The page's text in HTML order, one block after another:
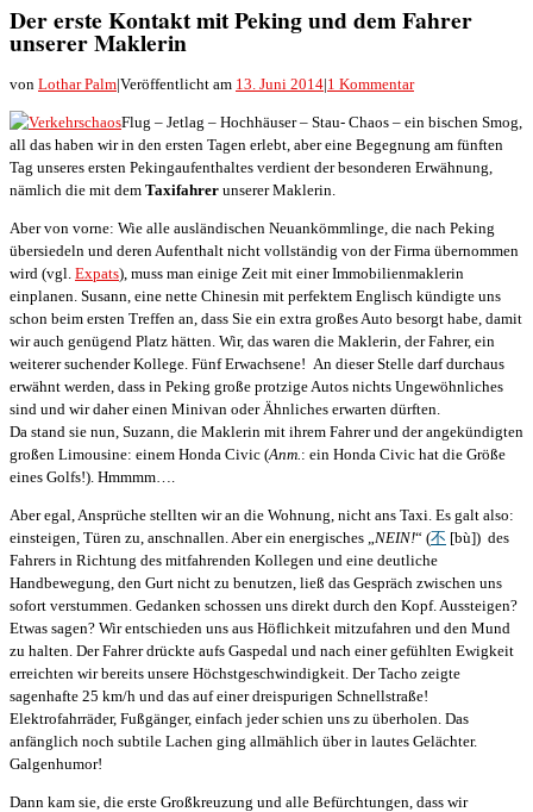
Der erste Kontakt mit Peking und dem Fahrer
unserer Maklerin
von Lothar Palm|Veröffentlicht am 13. Juni 2014|1 Kommentar
Flug – Jetlag – Hochhäuser – Stau- Chaos – ein bischen Smog,
all das haben wir in den ersten Tagen erlebt, aber eine Begegnung am fünften
Tag unseres ersten Pekingaufenthaltes verdient der besonderen Erwähnung,
nämlich die mit dem Taxifahrer unserer Maklerin.
Aber von vorne: Wie alle ausländischen Neuankömmlinge, die nach Peking
übersiedeln und deren Aufenthalt nicht vollständig von der Firma übernommen
wird (vgl. Expats), muss man einige Zeit mit einer Immobilienmaklerin
einplanen. Susann, eine nette Chinesin mit perfektem Englisch kündigte uns
schon beim ersten Treffen an, dass Sie ein extra großes Auto besorgt habe, damit
wir auch genügend Platz hätten. Wir, das waren die Maklerin, der Fahrer, ein
weiterer suchender Kollege. Fünf Erwachsene! An dieser Stelle darf durchaus
erwähnt werden, dass in Peking große protzige Autos nichts Ungewöhnliches
sind und wir daher einen Minivan oder Ähnliches erwarten dürften.
Da stand sie nun, Suzann, die Maklerin mit ihrem Fahrer und der angekündigten
großen Limousine: einem Honda Civic (Anm. : ein Honda Civic hat die Größe
eines Golfs!). Hmmmm….
Aber egal, Ansprüche stellten wir an die Wohnung, nicht ans Taxi. Es galt also:
einsteigen, Türen zu, anschnallen. Aber ein energisches „ NEIN!“ (不 [bù]) des
Fahrers in Richtung des mitfahrenden Kollegen und eine deutliche
Handbewegung, den Gurt nicht zu benutzen, ließ das Gespräch zwischen uns
sofort verstummen. Gedanken schossen uns direkt durch den Kopf. Aussteigen?
Etwas sagen? Wir entschieden uns aus Höflichkeit mitzufahren und den Mund
zu halten. Der Fahrer drückte aufs Gaspedal und nach einer gefühlten Ewigkeit
erreichten wir bereits unsere Höchstgeschwindigkeit. Der Tacho zeigte
sagenhafte 25 km/h und das auf einer dreispurigen Schnellstraße!
Elektrofahrräder, Fußgänger, einfach jeder schien uns zu überholen. Das
anfänglich noch subtile Lachen ging allmählich über in lautes Gelächter.
Galgenhumor!
Dann kam sie, die erste Großkreuzung und alle Befürchtungen, dass wir